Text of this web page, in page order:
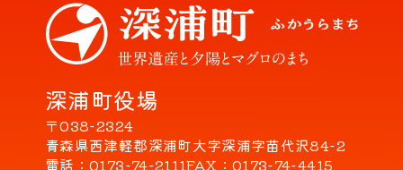
深浦町役場
〒038-2324
青森県西津軽郡深浦町大字深浦字苗代沢84-2
電話
0173-74-2111FAX 0173-74-4415